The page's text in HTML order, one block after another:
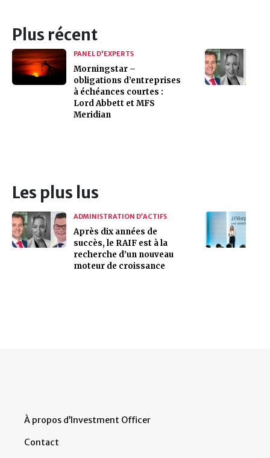
Plus récent
PANEL D'EXPERTS
Morningstar –
obligations d’entreprises
à échéances courtes :
Lord Abbett et MFS
Meridian
Les plus lus
ADMINISTRATION D’ACTIFS
Après dix années de
succès, le RAIF est à la
recherche d’un nouveau
moteur de croissance
À propos d’Investment Officer
Contact